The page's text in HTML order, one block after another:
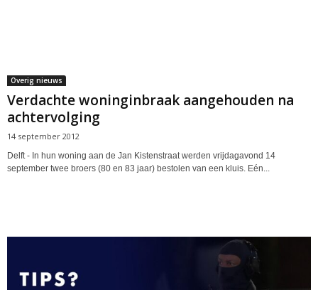
Overig nieuws
Verdachte woninginbraak aangehouden na
achtervolging
14 september 2012
Delft - In hun woning aan de Jan Kistenstraat werden vrijdagavond 14
september twee broers (80 en 83 jaar) bestolen van een kluis. Eén...